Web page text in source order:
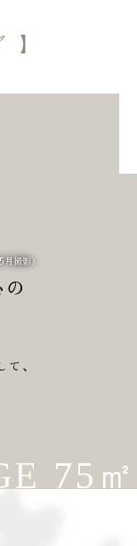
】
75㎡
、